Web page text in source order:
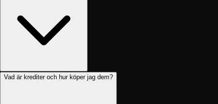
Vad är krediter och hur köper jag dem?